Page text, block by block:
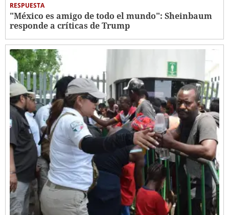
RESPUESTA
"México es amigo de todo el mundo": Sheinbaum
responde a críticas de Trump